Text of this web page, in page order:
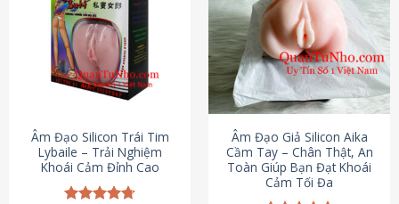
Âm Đạo Silicon Trái Tim
Lybaile – Trải Nghiệm
Khoái Cảm Đỉnh Cao
Âm Đạo Giả Silicon Aika
Cầm Tay – Chân Thật, An
Toàn Giúp Bạn Đạt Khoái
Cảm Tối Đa